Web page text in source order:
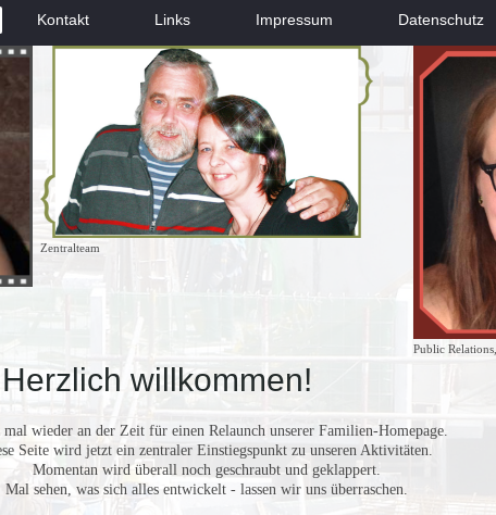
Kontakt Links Impressum Datenschutz
Zentralteam
Public
mal wieder an der Zeit für einen Relaunch unserer Familien-Homepage.
Seite wird jetzt ein zentraler Einstiegspunkt zu unseren Aktivitäten.
Momentan wird überall noch geschraubt und geklappert.
Mal sehen, was sich alles entwickelt - lassen wir uns überraschen.